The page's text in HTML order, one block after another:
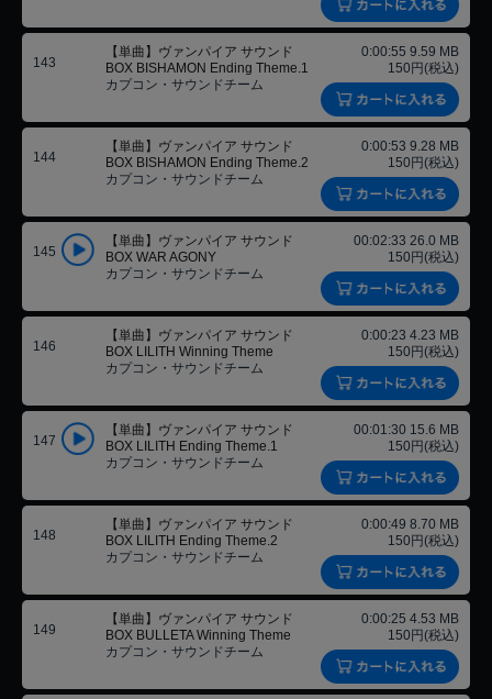
143
【単曲】ヴァンパイア サウンド
BOX BISHAMON Ending Theme.1
カプコン・サウンドチーム
0:00:55 9.59 MB
150円(税込)
144
【単曲】ヴァンパイア サウンド
BOX BISHAMON Ending Theme.2
カプコン・サウンドチーム
0:00:53 9.28 MB
150円(税込)
145
【単曲】ヴァンパイア サウンド
BOX WAR AGONY
カプコン・サウンドチーム
00:02:33 26.0 MB
150円(税込)
146
【単曲】ヴァンパイア サウンド
BOX LILITH Winning Theme
カプコン・サウンドチーム
0:00:23 4.23 MB
150円(税込)
147
【単曲】ヴァンパイア サウンド
BOX LILITH Ending Theme.1
カプコン・サウンドチーム
00:01:30 15.6 MB
150円(税込)
148
【単曲】ヴァンパイア サウンド
BOX LILITH Ending Theme.2
カプコン・サウンドチーム
0:00:49 8.70 MB
150円(税込)
149
【単曲】ヴァンパイア サウンド
BOX BULLETA Winning Theme
カプコン・サウンドチーム
0:00:25 4.53 MB
150円(税込)